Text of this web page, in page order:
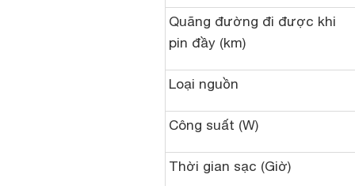
Quãng đường đi được khi
pin đầy (km)
Loại nguồn
Công suất (W)
Thời gian sạc (Giờ)